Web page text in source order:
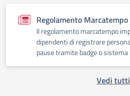
Regolamento Marcatempo
Il regolamento marcatempo
dipendenti di registrare
pause tramite badge o
Vedi tutti